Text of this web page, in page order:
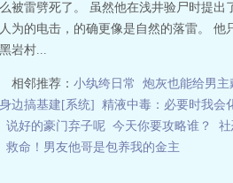
被雷劈死了。 虽然他在浅井验尸时提
为的电击，的确更像是自然的落雷。
岩村...
相邻推荐： 小纨绔日常 炮灰也能给男主
边搞基建[系统]
精液中毒：必要时我会
说好的豪门弃子呢 今天你要攻略谁？
救命！男友他哥是包养我的金主